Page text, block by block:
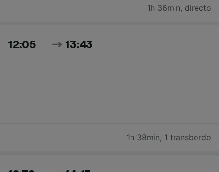
1h 36min, directo
12:05 13:43
1h 38min, 1 transbordo